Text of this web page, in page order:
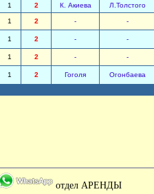
1 2 К. Акиева Л.Толстого
1 2 - -
1 2 - -
1 2 - -
1 2 Гоголя Огонбаева
отдел АРЕНДЫ